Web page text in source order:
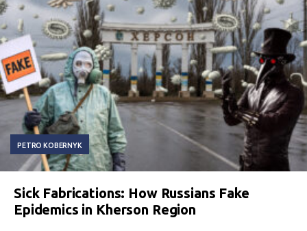
PETRO KOBERNYK
Sick Fabrications: How Russians Fake
Epidemics in Kherson Region